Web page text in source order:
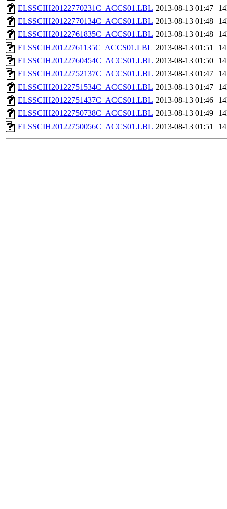
ELSSCIH20122770231C_ACCS01.LBL 2013-08-13 01:47
ELSSCIH20122770134C_ACCS01.LBL 2013-08-13 01:48
ELSSCIH20122761835C_ACCS01.LBL 2013-08-13 01:48
ELSSCIH20122761135C_ACCS01.LBL 2013-08-13 01:51
ELSSCIH20122760454C_ACCS01.LBL 2013-08-13 01:50
ELSSCIH20122752137C_ACCS01.LBL 2013-08-13 01:47
ELSSCIH20122751534C_ACCS01.LBL 2013-08-13 01:47
ELSSCIH20122751437C_ACCS01.LBL 2013-08-13 01:46
ELSSCIH20122750738C_ACCS01.LBL 2013-08-13 01:49
ELSSCIH20122750056C_ACCS01.LBL 2013-08-13 01:51